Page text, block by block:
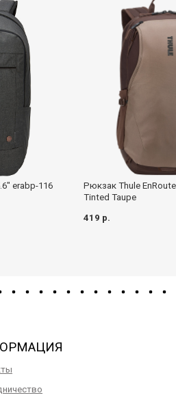
erabp-116
Рюкзак Thule
Tinted Taupe
419 р.